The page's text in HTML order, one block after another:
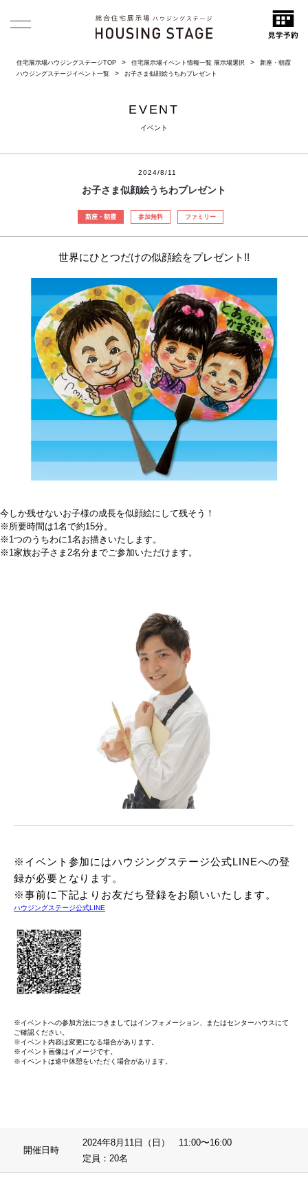
住宅展示場ハウジングステージTOP 住宅展示場イベント情報一覧 展示場選択
新座・朝霞
ハウジングステージイベント一覧
お子さま似顔絵うちわプレゼント
EVENT
イベント
2024/8/11
お子さま似顔絵うちわプレゼント
新座・朝霞 参加無料 ファミリー
世界にひとつだけの似顔絵をプレゼント!!
今しか残せないお子様の成長を似顔絵にして残そう！
※所要時間は1名で約15分。
※1つのうちわに1名お描きいたします。
※1家族お子さま2名分までご参加いただけます。
※イベント参加にはハウジングステージ公式LINEへの登
録が必要となります。
※事前に下記よりお友だち登録をお願いいたします。
ハウジングステージ公式LINE
※イベントへの参加方法につきましてはインフォメーション、またはセンターハウスにて
ご確認ください。
※イベント内容は変更になる場合があります。
※イベント画像はイメージです。
※イベントは途中休憩をいただく場合があります。
開催日時
2024年8月11日（日） 11:00〜16:00
定員：20名